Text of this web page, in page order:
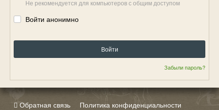
Не рекомендуется для компьютеров с общим доступом
Войти анонимно
Войти
Забыли пароль?
Обратная связь Политика конфиденциальности